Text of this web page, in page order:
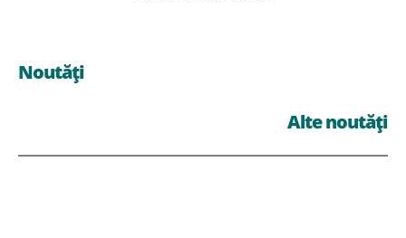
Noutăți
Alte noutăți